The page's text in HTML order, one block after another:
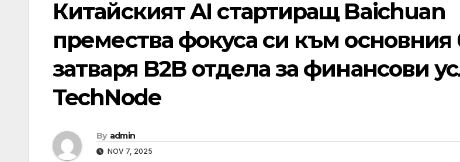
Китайският AI стартиращ Baichuan
премества фокуса си към основния
затваря B2B отдела за финансови
TechNode
By admin
NOV 7, 2025